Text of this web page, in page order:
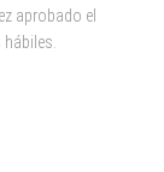
aprobado el